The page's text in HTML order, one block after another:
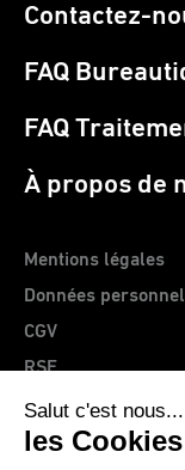
> Site web
Contactez-
FAQ
FAQ
À propos de
Mentions légales
Données
CGV
RSE